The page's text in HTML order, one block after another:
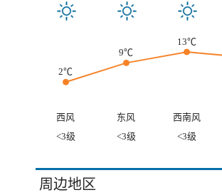
2℃
9℃
13℃
西风 东风 西南风
<3级
<3级 <3级
周边地区